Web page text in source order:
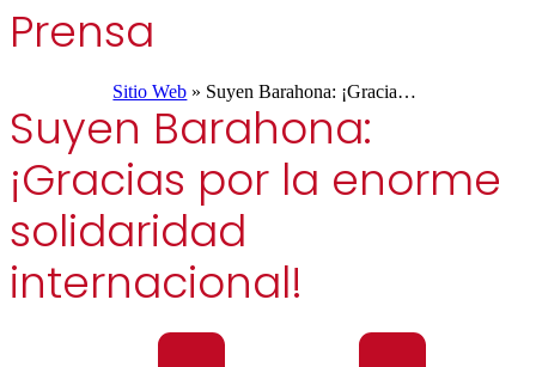
Prensa
Sitio Web » Suyen Barahona: ¡Gracias por la enorme solidaridad internacional!
Suyen Barahona:
¡Gracias por la enorme
solidaridad
internacional!